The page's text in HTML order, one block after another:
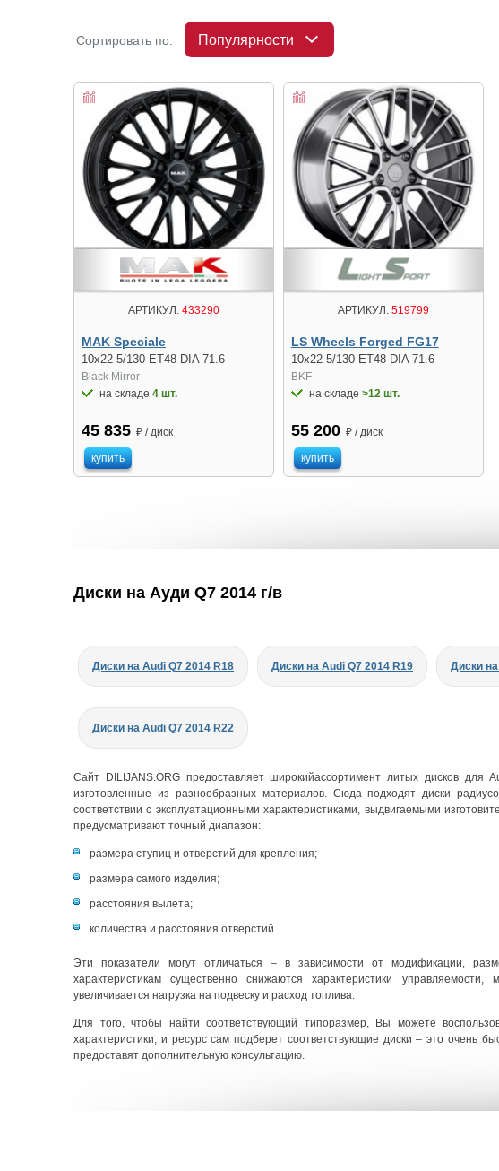
Сортировать по: Популярности
АРТИКУЛ:433290
MAK Speciale
10x22 5/130 ET48 DIA 71.6
Black Mirror
на складе 4 шт.
45 835 ₽ / диск
купить
АРТИКУЛ:519799
LS Wheels Forged FG17
10x22 5/130 ET48 DIA 71.6
BKF
на складе >12 шт.
55 200 ₽ / диск
купить
Диски на Ауди Q7 2014 г/в
Диски на Audi Q7 2014 R18 Диски на Audi Q7 2014 R19 Диски
Диски на Audi Q7 2014 R22
Сайт DILIJANS.ORG предоставляет широкийассортимент литых дисков
изготовленные из разнообразных материалов. Сюда подходят диски
соответствии с эксплуатационными характеристиками, выдвигаемыми
предусматривают точный диапазон:
размера ступиц и отверстий для крепления;
размера самого изделия;
расстояния вылета;
количества и расстояния отверстий.
Эти показатели могут отличаться – в зависимости от модификации,
характеристикам существенно снижаются характеристики
увеличивается нагрузка на подвеску и расход топлива.
Для того, чтобы найти соответствующий типоразмер, Вы можете
характеристики, и ресурс сам подберет соответствующие диски – это очень
предоставят дополнительную консультацию.